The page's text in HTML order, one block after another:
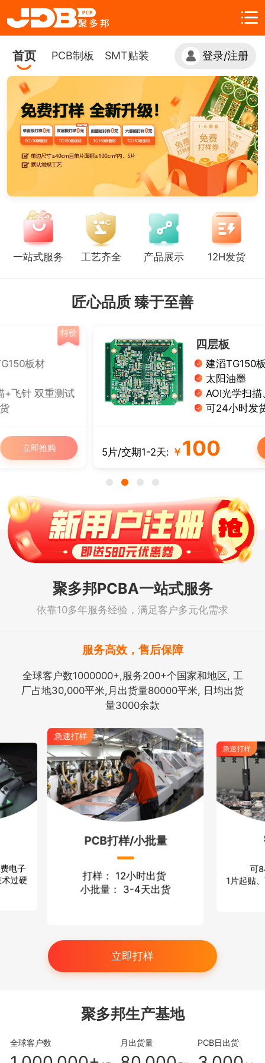
首页 PCB制板 SMT贴装 登录/注册
一站式服务 工艺齐全 产品展示 12H发货
匠心品质 臻于至善
四层板
建滔TG150板材
太阳油墨
AOI光学扫描、飞针测试
可24小时发货
5片/交期1-2天: 100 立即抢购
聚多邦PCBA一站式服务
依靠10多年服务经验，满足客户多元化需求
服务高效，售后保障
全球客户数1000000+,服务200+个国家和地区, 工
厂占地30,000平米,月出货量80000平米, 日均出货
量3000余款
货
货
急速打样
SMT贴装
可8小时立等出货
1片起贴、可贴散料、可焊插件
急速打样
元
快
渠
立即打样
聚多邦生产基地
全球客户数 月出货量 PCB日出货